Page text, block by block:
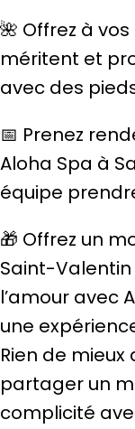
🌺 Offrez à
méritent et
avec des
📅 Prenez
Aloha Spa à
équipe
🎁 Offrez un
Saint-Valentin
l’amour avec
une
Rien de
partager un
complicité